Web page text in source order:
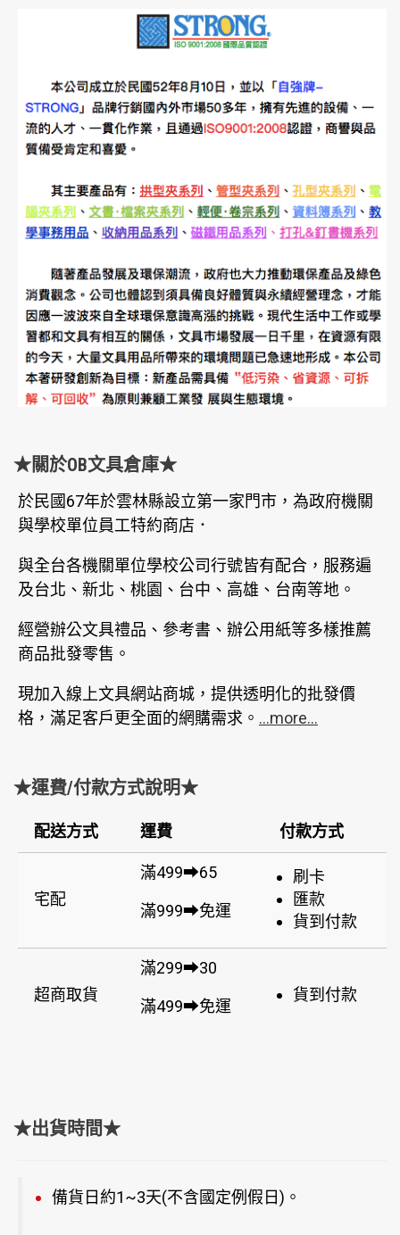
★關於OB文具倉庫★
於民國67年於雲林縣設立第一家門市，為政府機關
與學校單位員工特約商店．
與全台各機關單位學校公司行號皆有配合，服務遍
及台北、新北、桃園、台中、高雄、台南等地。
經營辦公文具禮品、參考書、辦公用紙等多樣推薦
商品批發零售。
現加入線上文具網站商城，提供透明化的批發價
格，滿足客戶更全面的網購需求。 ...more...
★運費/付款方式說明★
配送方式 運費 付款方式
宅配
滿499➡65
滿999➡免運
刷卡
匯款
貨到付款
超商取貨
滿299➡30
滿499➡免運
貨到付款
★出貨時間★
備貨日約1~3天(不含國定例假日)。